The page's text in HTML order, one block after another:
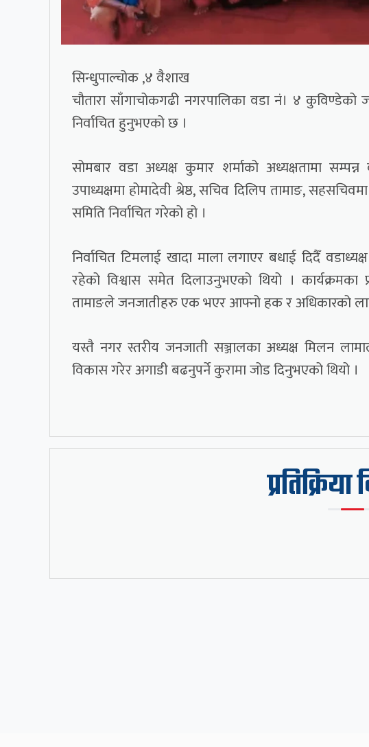
सिन्धुपाल्चोक ,४ वैशाख
चौतारा साँगाचोकगढी नगरपालिका वडा नं। ४ कुविण्डेको
निर्वाचित हुनुभएको छ ।
सोमबार वडा अध्यक्ष कुमार शर्माको अध्यक्षतामा
उपाध्यक्षमा होमादेवी श्रेष्ठ, सचिव दिलिप तामाङ,
समिति निर्वाचित गरेको हो ।
निर्वाचित टिमलाई खादा माला लगाएर बधाई दिदैँ
रहेको विश्वास समेत दिलाउनुभएको थियो ।
तामाङले जनजातीहरु एक भएर आफ्नो हक र अधिकारको
यस्तै नगर स्तरीय जनजाती सञ्जालका अध्यक्ष मिलन
विकास गरेर अगाडी बढनुपर्ने कुरामा जोड दिनुभएको थियो ।